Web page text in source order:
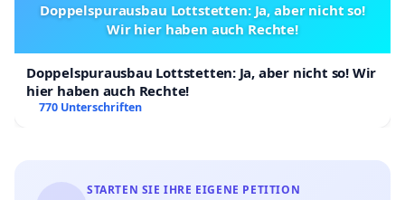
Doppelspurausbau Lottstetten: Ja, aber nicht so!
Wir hier haben auch Rechte!
Doppelspurausbau Lottstetten: Ja, aber nicht so! Wir
hier haben auch Rechte!
770 Unterschriften
STARTEN SIE IHRE EIGENE PETITION